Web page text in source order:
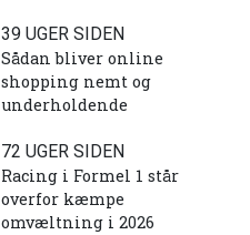
39 UGER SIDEN
Sådan bliver online
shopping nemt og
underholdende
72 UGER SIDEN
Racing i Formel 1 står
overfor kæmpe
omvæltning i 2026